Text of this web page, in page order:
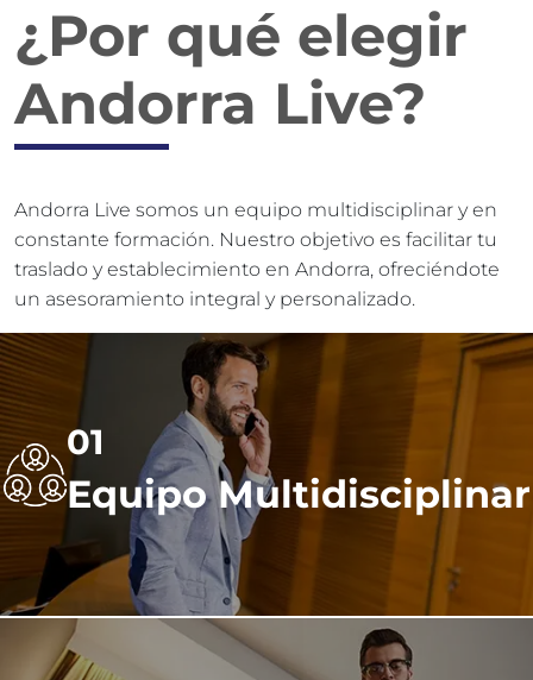
¿Por qué elegir
Andorra Live?
Andorra Live somos un equipo multidisciplinar y en
constante formación. Nuestro objetivo es facilitar tu
traslado y establecimiento en Andorra, ofreciéndote
un asesoramiento integral y personalizado.
01
Equipo Multidisciplinar